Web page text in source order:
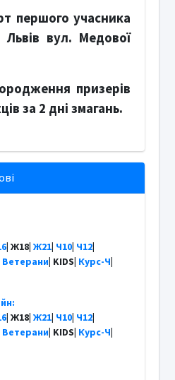
першого учасника
Львів вул. Медової
призерів
за 2 дні змагань.
| Ж18| Ж21| Ч10| Ч12|
Ветерани| KIDS| Курс-Ч|
| Ж18| Ж21| Ч10| Ч12|
Ветерани| KIDS| Курс-Ч|